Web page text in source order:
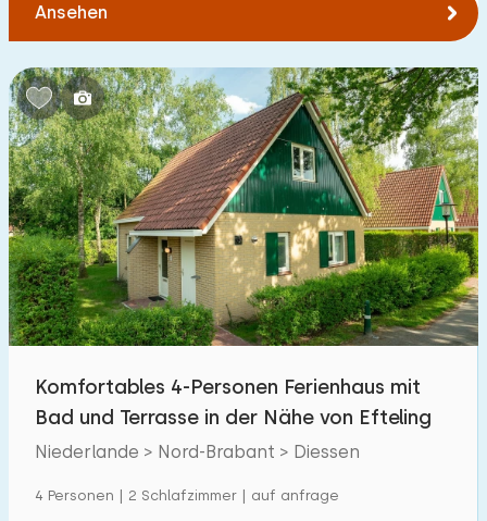
Ansehen
Komfortables 4-Personen Ferienhaus mit
Bad und Terrasse in der Nähe von Efteling
Niederlande > Nord-Brabant > Diessen
4 Personen | 2 Schlafzimmer | auf anfrage